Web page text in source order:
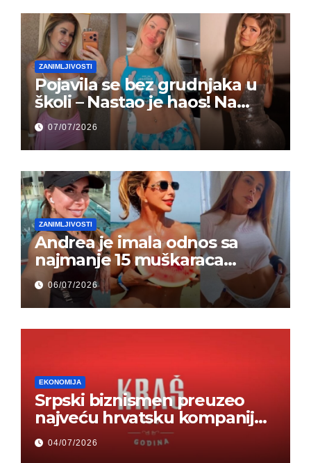
ZANIMLJIVOSTI
Pojavila se bez grudnjaka u
školi – Nastao je haos! Na
grupi je majke napale (FOTO)
07/07/2026
ZANIMLJIVOSTI
Andrea je imala odnos sa
najmanje 15 muškaraca
odjednom – „Doktor mi je
rekao…“ (FOTO)
06/07/2026
EKONOMIJA
Srpski biznismen preuzeo
najveću hrvatsku kompaniju i
ponos zemlje – Hrvati ne
mogu da veruju
04/07/2026